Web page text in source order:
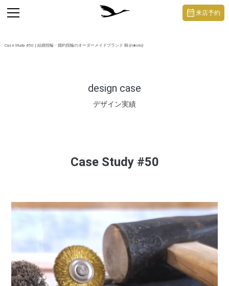
Case Study #50 | 結婚指輪・婚約指輪のオーダーメイドブランド 鶴 (mikoto)
design case
デザイン実績
toggle
navigation
来店予約
Case Study #50